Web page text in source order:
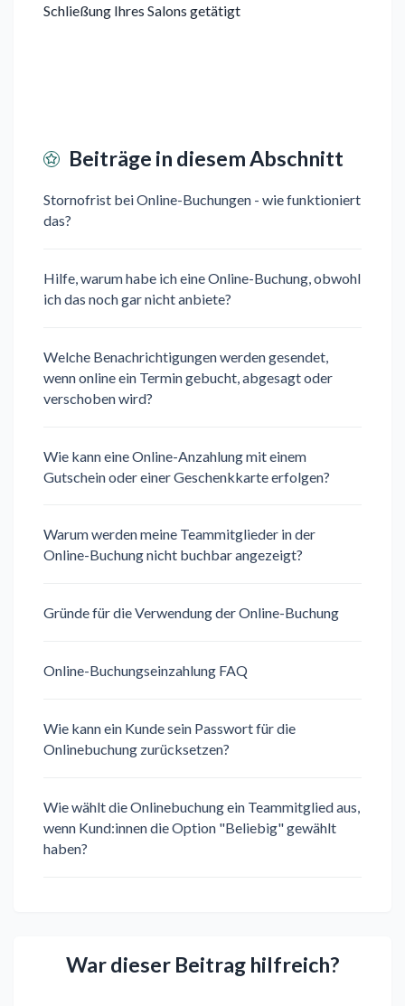
Schließung Ihres Salons getätigt
Beiträge in diesem Abschnitt
Stornofrist bei Online-Buchungen - wie funktioniert
das?
Hilfe, warum habe ich eine Online-Buchung, obwohl
ich das noch gar nicht anbiete?
Welche Benachrichtigungen werden gesendet,
wenn online ein Termin gebucht, abgesagt oder
verschoben wird?
Wie kann eine Online-Anzahlung mit einem
Gutschein oder einer Geschenkkarte erfolgen?
Warum werden meine Teammitglieder in der
Online-Buchung nicht buchbar angezeigt?
Gründe für die Verwendung der Online-Buchung
Online-Buchungseinzahlung FAQ
Wie kann ein Kunde sein Passwort für die
Onlinebuchung zurücksetzen?
Wie wählt die Onlinebuchung ein Teammitglied aus,
wenn Kund:innen die Option "Beliebig" gewählt
haben?
War dieser Beitrag hilfreich?